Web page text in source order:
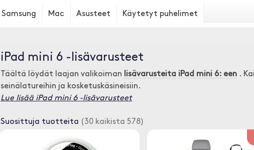
Samsung Mac Asusteet Käytetyt puhelimet
iPad mini 6 -lisävarusteet
Täältä löydät laajan valikoiman lisävarusteita iPad mini 6: een .
seinälatureihin ja kosketuskäsineisiin.
Lue lisää iPad mini 6 -lisävarusteet
Suosittuja tuotteita (30 kaikista 578)